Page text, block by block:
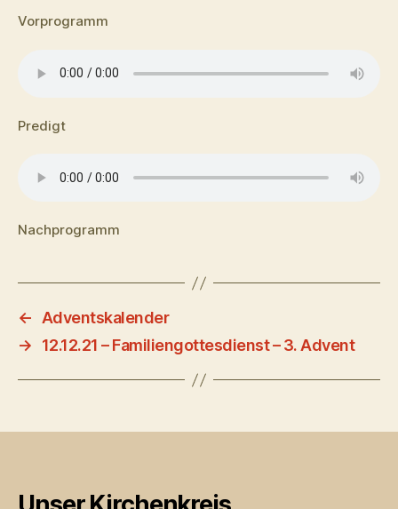
Vorprogramm
Predigt
Nachprogramm
←
Adventskalender
→
12.12.21 – Familiengottesdienst – 3. Advent